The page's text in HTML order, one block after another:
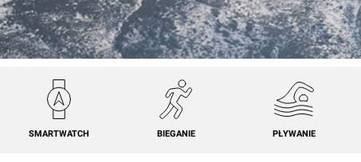
SMARTWATCH BIEGANIE PŁYWANIE